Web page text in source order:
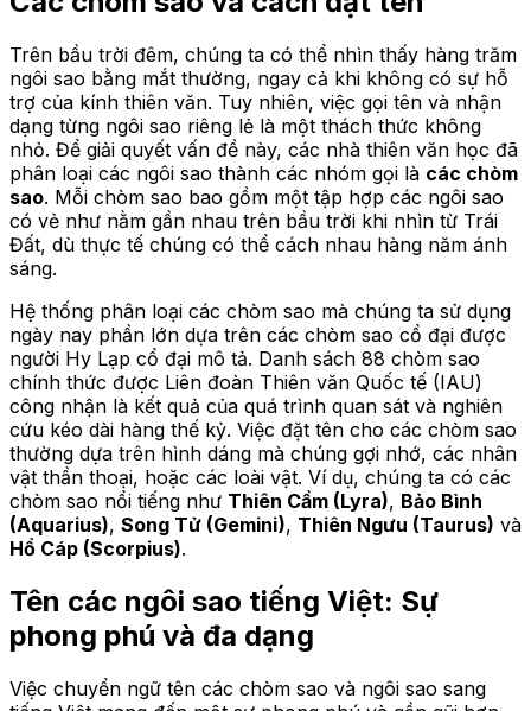
Trên bầu trời đêm, chúng ta có thể nhìn thấy hàng trăm
ngôi sao bằng mắt thường, ngay cả khi không có sự hỗ
trợ của kính thiên văn. Tuy nhiên, việc gọi tên và nhận
dạng từng ngôi sao riêng lẻ là một thách thức không
nhỏ. Để giải quyết vấn đề này, các nhà thiên văn học đã
phân loại các ngôi sao thành các nhóm gọi là các chòm
sao. Mỗi chòm sao bao gồm một tập hợp các ngôi sao
có vẻ như nằm gần nhau trên bầu trời khi nhìn từ Trái
Đất, dù thực tế chúng có thể cách nhau hàng năm ánh
sáng.
Hệ thống phân loại các chòm sao mà chúng ta sử dụng
ngày nay phần lớn dựa trên các chòm sao cổ đại được
người Hy Lạp cổ đại mô tả. Danh sách 88 chòm sao
chính thức được Liên đoàn Thiên văn Quốc tế (IAU)
công nhận là kết quả của quá trình quan sát và nghiên
cứu kéo dài hàng thế kỷ. Việc đặt tên cho các chòm sao
thường dựa trên hình dáng mà chúng gợi nhớ, các nhân
vật thần thoại, hoặc các loài vật. Ví dụ, chúng ta có các
chòm sao nổi tiếng như Thiên Cầm (Lyra), Bảo Bình
(Aquarius), Song Tử (Gemini), Thiên Ngưu (Taurus) và
Hổ Cáp (Scorpius).
Tên các ngôi sao tiếng Việt: Sự
phong phú và đa dạng
Việc chuyển ngữ tên các chòm sao và ngôi sao sang